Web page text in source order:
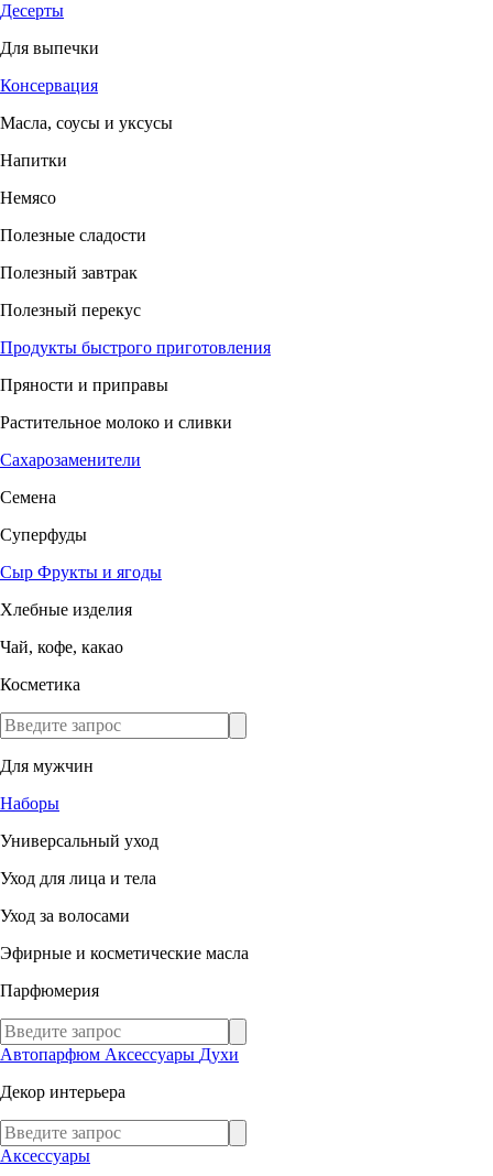
Десерты
Для выпечки
Консервация
Масла, соусы и уксусы
Напитки
Немясо
Полезные сладости
Полезный завтрак
Полезный перекус
Продукты быстрого приготовления
Пряности и приправы
Растительное молоко и сливки
Сахарозаменители
Семена
Суперфуды
Сыр Фрукты и ягоды
Хлебные изделия
Чай, кофе, какао
Косметика
Для мужчин
Наборы
Универсальный уход
Уход для лица и тела
Уход за волосами
Эфирные и косметические масла
Парфюмерия
Автопарфюм Аксессуары Духи
Декор интерьера
Аксессуары